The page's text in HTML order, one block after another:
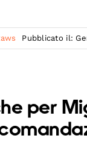
Pubblicato il:
per